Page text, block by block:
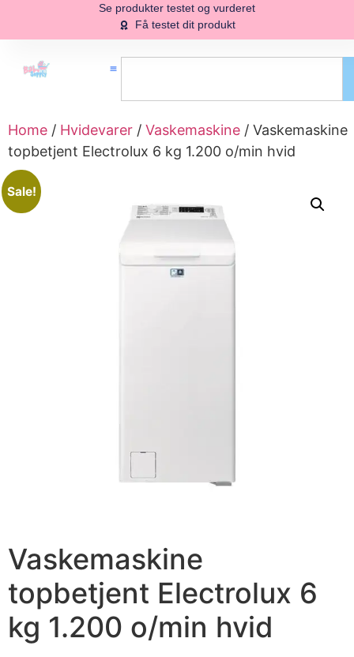
Se produkter testet og vurderet
Få testet dit produkt
Home / Hvidevarer / Vaskemaskine / Vaskemaskine
topbetjent Electrolux 6 kg 1.200 o/min hvid
Sale!
Vaskemaskine
topbetjent Electrolux 6
kg 1.200 o/min hvid